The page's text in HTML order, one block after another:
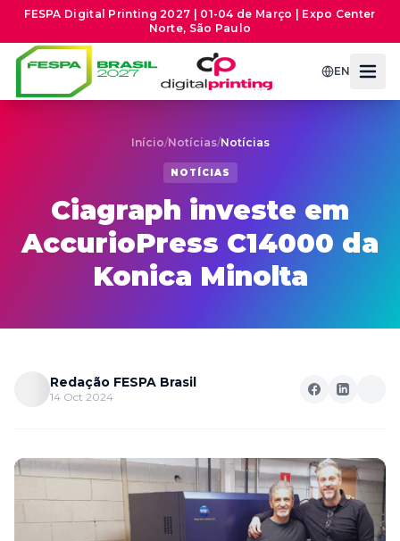
FESPA Digital Printing 2027 | 01-04 de Março | Expo Center
Norte, São Paulo
EN
Início/Notícias/Notícias
NOTÍCIAS
Ciagraph investe em
AccurioPress C14000 da
Konica Minolta
Redação FESPA Brasil
14 Oct 2024